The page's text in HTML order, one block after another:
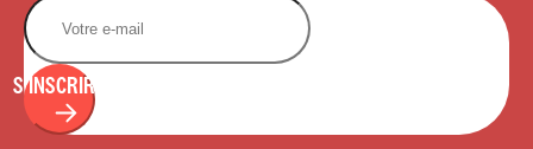
S'INSCRIRE